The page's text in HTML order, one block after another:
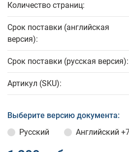
Количество страниц:
Срок поставки (английская
версия):
Срок поставки (русская версия):
Артикул (SKU):
Выберите версию документа:
Русский
Английский